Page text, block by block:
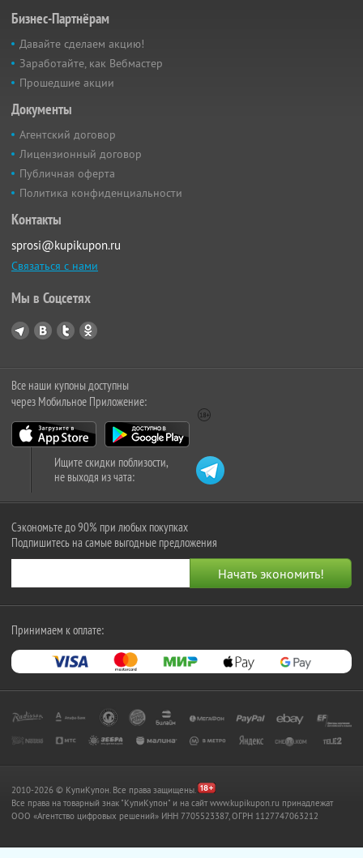
Бизнес-Партнёрам
Давайте сделаем акцию!
Заработайте, как Вебмастер
Прошедшие акции
Документы
Агентский договор
Лицензионный договор
Публичная оферта
Политика конфиденциальности
Контакты
sprosi@kupikupon.ru
Связаться с нами
Мы в Соцсетях
Все наши купоны доступны
через Мобильное Приложение:
Ищите скидки поблизости,
не выходя из чата:
Сэкономьте до 90% при любых покупках
Подпишитесь на самые выгодные предложения
Принимаем к оплате:
2010-2026 © КупиКупон. Все права защищены.
Все права на товарный знак "КупиКупон" и на сайт www.kupikupon.ru принадлежат
OOO «Агентство цифровых решений» ИНН 7705523387, ОГРН 1127747063212